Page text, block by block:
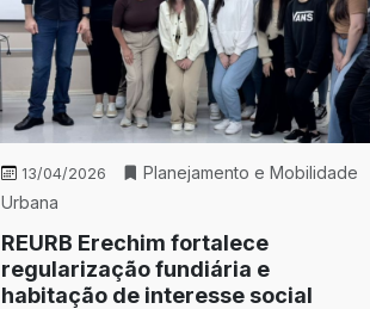
13/04/2026
Planejamento e Mobilidade
Urbana
REURB Erechim fortalece
regularização fundiária e
habitação de interesse social